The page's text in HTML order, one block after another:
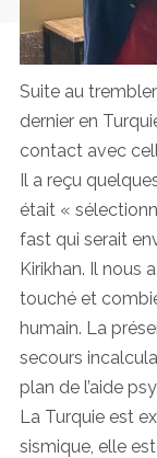
Suite au
dernier en
contact avec
Il a reçu
était «
fast qui serait
Kirikhan. Il nous
touché et
humain. La
secours
plan de l’aide
La Turquie est
sismique, elle